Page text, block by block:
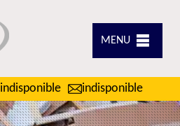
MENU
indisponible indisponible